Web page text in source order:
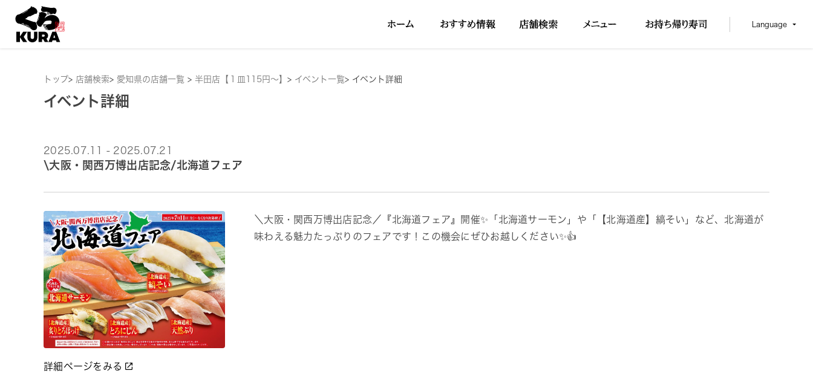
Language
トップ> 店舗検索> 愛知県の店舗一覧 > 半田店【１皿115円～】 > イベント一覧> イベント詳細
イベント詳細
2025.07.11 - 2025.07.21
\大阪・関西万博出店記念/北海道フェア
詳細ページをみる
＼大阪・関西万博出店記念／『北海道フェア』開催✨「北海道サーモン」や「【北海道産】縞そい」など、北海道が
味わえる魅力たっぷりのフェアです！この機会にぜひお越しください✨👍